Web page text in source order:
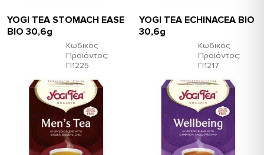
Κωδικός
Προϊόντος:
ΓΙ1225
YOGI TEA STOMACH EASE
ΒΙΟ 30,6g
Κωδικός
Προϊόντος:
ΓΙ1217
YOGI TEA ECHINACEA ΒΙΟ
30,6g